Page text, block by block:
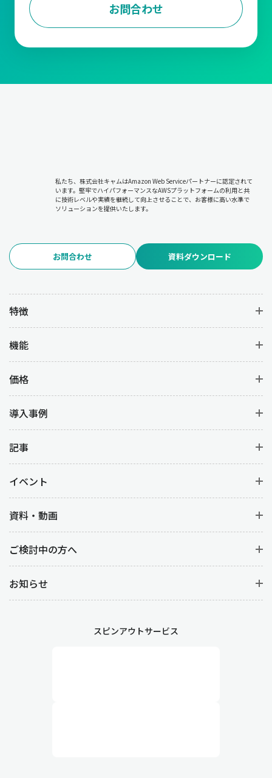
お問合わせ
私たち、株式会社キャムはAmazon Web Serviceパートナーに認定されて
います。堅牢でハイパフォーマンスなAWSプラットフォームの利用と共
に技術レベルや実績を継続して向上させることで、お客様に高い水準で
ソリューションを提供いたします。
お問合わせ 資料ダウンロード
特徴
機能
価格
導入事例
記事
イベント
資料・動画
ご検討中の方へ
お知らせ
スピンアウトサービス